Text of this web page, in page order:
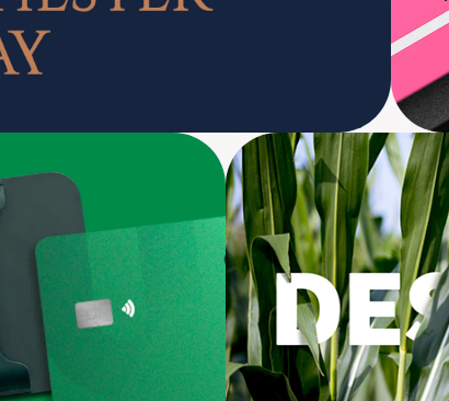
Branding, Materiais On e Off